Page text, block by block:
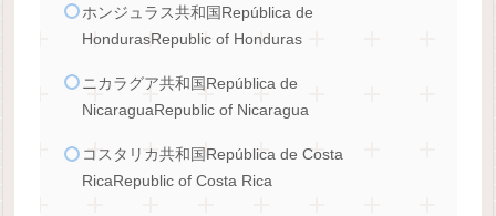
ホンジュラス共和国República de
HondurasRepublic of Honduras
ニカラグア共和国República de
NicaraguaRepublic of Nicaragua
コスタリカ共和国República de Costa
RicaRepublic of Costa Rica